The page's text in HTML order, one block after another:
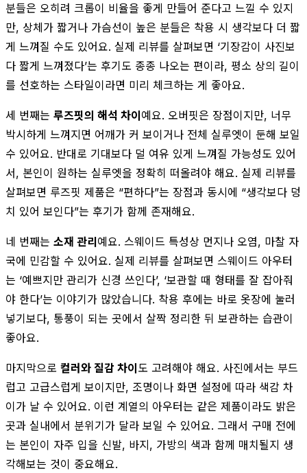
분들은 오히려 크롭이 비율을 좋게 만들어 준다고 느낄 수 있지
만, 상체가 짧거나 가슴선이 높은 분들은 착용 시 생각보다 더 짧
게 느껴질 수도 있어요. 실제 리뷰를 살펴보면 ‘기장감이 사진보
다 짧게 느껴졌다’는 후기도 종종 나오는 편이라, 평소 상의 길이
를 선호하는 스타일이라면 미리 체크하는 게 좋아요.
세 번째는 루즈핏의 해석 차이예요. 오버핏은 장점이지만, 너무
박시하게 느껴지면 어깨가 커 보이거나 전체 실루엣이 둔해 보일
수 있어요. 반대로 기대보다 덜 여유 있게 느껴질 가능성도 있어
서, 본인이 원하는 실루엣을 정확히 떠올려야 해요. 실제 리뷰를
살펴보면 루즈핏 제품은 “편하다”는 장점과 동시에 “생각보다 덩
치 있어 보인다”는 후기가 함께 존재해요.
네 번째는 소재 관리예요. 스웨이드 특성상 먼지나 오염, 마찰 자
국에 민감할 수 있어요. 실제 리뷰를 살펴보면 스웨이드 아우터
는 ‘예쁘지만 관리가 신경 쓰인다’, ‘보관할 때 형태를 잘 잡아줘
야 한다’는 이야기가 많았습니다. 착용 후에는 바로 옷장에 눌러
넣기보다, 통풍이 되는 곳에서 살짝 정리한 뒤 보관하는 습관이
좋아요.
마지막으로 컬러와 질감 차이도 고려해야 해요. 사진에서는 부드
럽고 고급스럽게 보이지만, 조명이나 화면 설정에 따라 색감 차
이가 날 수 있어요. 이런 계열의 아우터는 같은 제품이라도 밝은
곳과 실내에서 분위기가 달라 보일 수 있어요. 그래서 구매 전에
는 본인이 자주 입을 신발, 바지, 가방의 색과 함께 매치될지 생
각해보는 것이 중요해요.